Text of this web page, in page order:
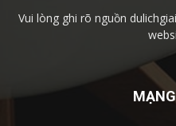
Vui lòng ghi rõ nguồn